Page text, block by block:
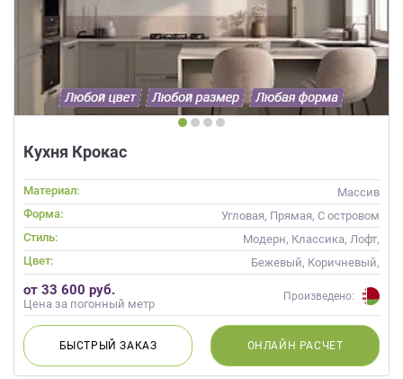
Кухня Крокас
Материал:
Массив
Форма:
Угловая, Прямая, С островом
Стиль:
Модерн, Классика, Лофт,
Прованс, Скандинавский,
Неоклассика, Современные
Цвет:
Бежевый, Коричневый,
Капучино
от 33 600 руб.
Цена за погонный метр
Произведено:
БЫСТРЫЙЗАКАЗ ОНЛАЙН РАСЧЕТ